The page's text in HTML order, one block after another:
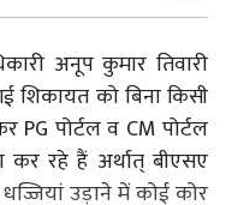
अनूप कुमार तिवारी
शिकायत को बिना किसी
PG पोर्टल व CM पोर्टल
रहे हैं अर्थात् बीएसए
उड़ाने में कोई कोर